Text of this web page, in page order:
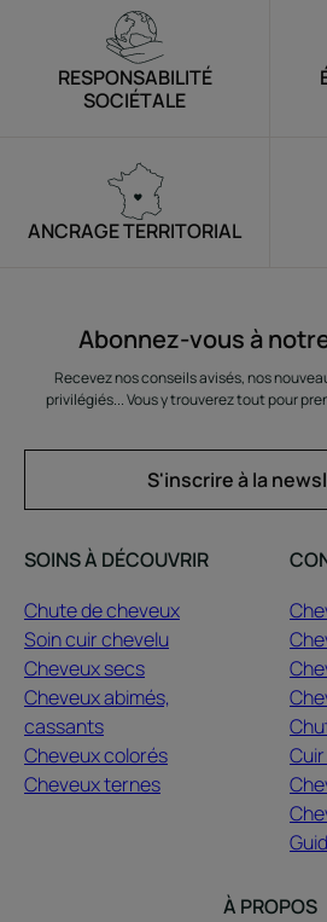
RESPONSABILITÉ
SOCIÉTALE
ANCRAGE TERRITORIAL
Abonnez-vous à
Recevez nos conseils avisés, nos
privilégiés... Vous y trouverez tout pour
S'inscrire à la
SOINS À DÉCOUVRIR
Chute de cheveux
Soin cuir chevelu
Cheveux secs
Cheveux abimés,
cassants
Cheveux colorés
Cheveux ternes
À PROPOS